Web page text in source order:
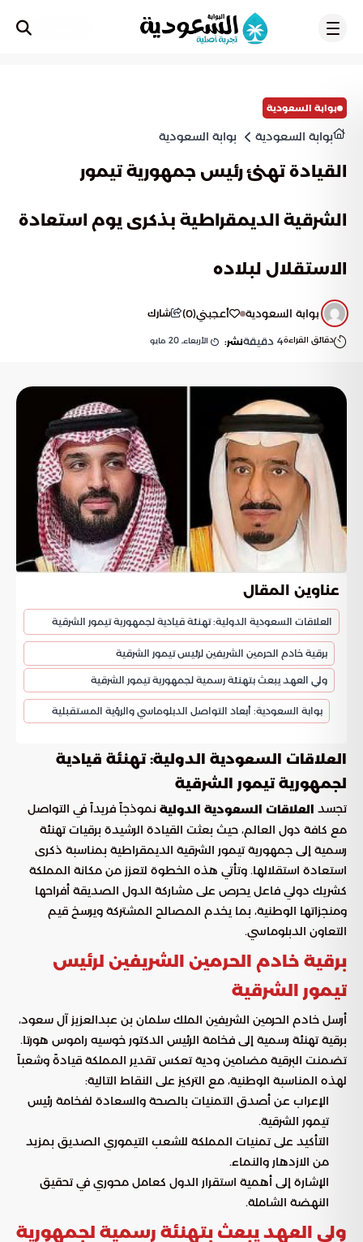
بوابة السعودية
بوابة السعودية بوابة السعودية
القيادة تهنئ رئيس جمهورية تيمور
الشرقية الديمقراطية بذكرى يوم استعادة
الاستقلال لبلاده
بوابة السعودية أعجبني(
0
) شارك
دقائق القراءة4 دقيقةنشر: الأربعاء, 20 مايو
عناوين المقال
العلاقات السعودية الدولية: تهنئة قيادية لجمهورية تيمور الشرقية
برقية خادم الحرمين الشريفين لرئيس تيمور الشرقية
ولي العهد يبعث بتهنئة رسمية لجمهورية تيمور الشرقية
بوابة السعودية: أبعاد التواصل الدبلوماسي والرؤية المستقبلية
العلاقات السعودية الدولية: تهنئة قيادية
لجمهورية تيمور الشرقية
تجسد العلاقات السعودية الدولية نموذجاً فريداً في التواصل
مع كافة دول العالم، حيث بعثت القيادة الرشيدة برقيات تهنئة
رسمية إلى جمهورية تيمور الشرقية الديمقراطية بمناسبة ذكرى
استعادة استقلالها. وتأتي هذه الخطوة لتعزز من مكانة المملكة
كشريك دولي فاعل يحرص على مشاركة الدول الصديقة أفراحها
ومنجزاتها الوطنية، بما يخدم المصالح المشتركة ويرسخ قيم
التعاون الدبلوماسي.
برقية خادم الحرمين الشريفين لرئيس
تيمور الشرقية
أرسل خادم الحرمين الشريفين الملك سلمان بن عبدالعزيز آل سعود،
برقية تهنئة رسمية إلى فخامة الرئيس الدكتور خوسيه راموس هورتا.
تضمنت البرقية مضامين ودية تعكس تقدير المملكة قيادةً وشعباً
لهذه المناسبة الوطنية، مع التركيز على النقاط التالية:
الإعراب عن أصدق التمنيات بالصحة والسعادة لفخامة رئيس
تيمور الشرقية.
التأكيد على تمنيات المملكة للشعب التيموري الصديق بمزيد
من الازدهار والنماء.
الإشارة إلى أهمية استقرار الدول كعامل محوري في تحقيق
النهضة الشاملة.
ولي العهد يبعث بتهنئة رسمية لجمهورية